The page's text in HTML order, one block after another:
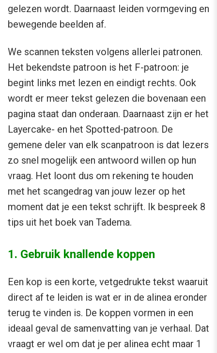
gelezen wordt. Daarnaast leiden vormgeving en
bewegende beelden af.
We scannen teksten volgens allerlei patronen.
Het bekendste patroon is het F-patroon: je
begint links met lezen en eindigt rechts. Ook
wordt er meer tekst gelezen die bovenaan een
pagina staat dan onderaan. Daarnaast zijn er het
Layercake- en het Spotted-patroon. De
gemene deler van elk scanpatroon is dat lezers
zo snel mogelijk een antwoord willen op hun
vraag. Het loont dus om rekening te houden
met het scangedrag van jouw lezer op het
moment dat je een tekst schrijft. Ik bespreek 8
tips uit het boek van Tadema.
1. Gebruik knallende koppen
Een kop is een korte, vetgedrukte tekst waaruit
direct af te leiden is wat er in de alinea eronder
terug te vinden is. De koppen vormen in een
ideaal geval de samenvatting van je verhaal. Dat
vraagt er wel om dat je per alinea echt maar 1